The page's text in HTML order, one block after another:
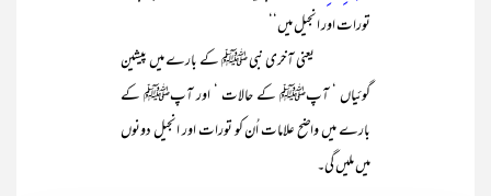
تورات اور انجیل میں‘‘
یعنی آخری نبی ﷺ کے بارے میں پیشین
گوئیاں ‘ آپﷺ کے حالات ‘ اور آپﷺ کے
بارے میں واضح علامات اُن کو تورات اور انجیل دونوں
میں ملیں گی۔